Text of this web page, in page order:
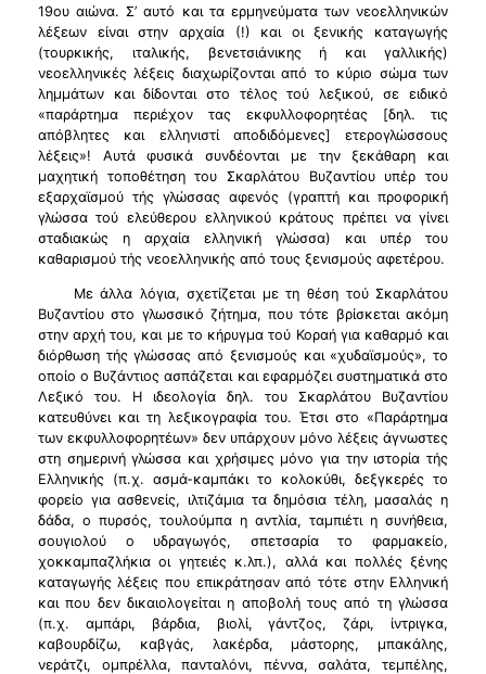
19ου αιώνα. Σ’ αυτό και τα ερμηνεύματα των νεοελληνικών
λέξεων είναι στην αρχαία (!) και οι ξενικής καταγωγής
(τουρκικής, ιταλικής, βενετσιάνικης ή και γαλλικής)
νεοελληνικές λέξεις διαχωρίζονται από το κύριο σώμα των
λημμάτων και δίδονται στο τέλος τού λεξικού, σε ειδικό
«παράρτημα περιέχον τας εκφυλλοφορητέας [δηλ. τις
απόβλητες και ελληνιστί αποδιδόμενες] ετερογλώσσους
λέξεις»! Αυτά φυσικά συνδέονται με την ξεκάθαρη και
μαχητική τοποθέτηση του Σκαρλάτου Βυζαντίου υπέρ του
εξαρχαϊσμού τής γλώσσας αφενός (γραπτή και προφορική
γλώσσα τού ελεύθερου ελληνικού κράτους πρέπει να γίνει
σταδιακώς η αρχαία ελληνική γλώσσα) και υπέρ του
καθαρισμού τής νεοελληνικής από τους ξενισμούς αφετέρου.
Με άλλα λόγια, σχετίζεται με τη θέση τού Σκαρλάτου
Βυζαντίου στο γλωσσικό ζήτημα, που τότε βρίσκεται ακόμη
στην αρχή του, και με το κήρυγμα τού Κοραή για καθαρμό και
διόρθωση τής γλώσσας από ξενισμούς και «χυδαϊσμούς», το
οποίο ο Βυζάντιος ασπάζεται και εφαρμόζει συστηματικά στο
Λεξικό του. Η ιδεολογία δηλ. του Σκαρλάτου Βυζαντίου
κατευθύνει και τη λεξικογραφία του. Έτσι στο «Παράρτημα
των εκφυλλοφορητέων» δεν υπάρχουν μόνο λέξεις άγνωστες
στη σημερινή γλώσσα και χρήσιμες μόνο για την ιστορία τής
Ελληνικής (π.χ. ασμά-καμπάκι το κολοκύθι, δεξγκερές το
φορείο για ασθενείς, ιλτιζάμια τα δημόσια τέλη, μασαλάς η
δάδα, ο πυρσός, τουλούμπα η αντλία, ταμπιέτι η συνήθεια,
σουγιολού ο υδραγωγός, σπετσαρία το φαρμακείο,
χοκκαμπαζλήκια οι γητειές κ.λπ.), αλλά και πολλές ξένης
καταγωγής λέξεις που επικράτησαν από τότε στην Ελληνική
και που δεν δικαιολογείται η αποβολή τους από τη γλώσσα
(π.χ. αμπάρι, βάρδια, βιολί, γάντζος, ζάρι, ίντριγκα,
καβουρδίζω, καβγάς, λακέρδα, μάστορης, μπακάλης,
νεράτζι, ομπρέλλα, πανταλόνι, πέννα, σαλάτα, τεμπέλης,